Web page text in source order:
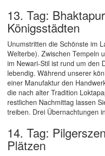
13. Tag:
Königsstädten
Unumstritten die Schönste im
Welterbe). Zwischen Tempeln
im Newari-Stil ist rund um den
lebendig. Während unserer
einer Manufaktur den
die nach alter Tradition
restlichen Nachmittag lassen
treiben. Drei Übernachtungen
14. Tag:
Plätzen